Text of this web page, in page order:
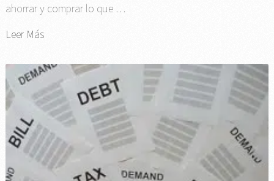
ahorrar y comprar lo que …
Leer Más